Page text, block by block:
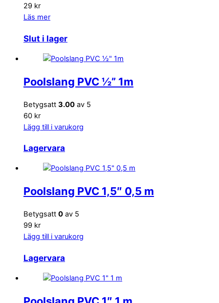
29 kr
Läs mer
Slut i lager
Poolslang PVC ½” 1m
Betygsatt 3.00 av 5
60 kr
Lägg till i varukorg
Lagervara
Poolslang PVC 1,5″ 0,5 m
Betygsatt 0 av 5
99 kr
Lägg till i varukorg
Lagervara